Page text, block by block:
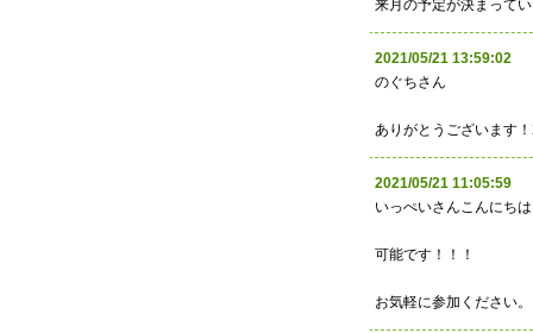
来月の予定が決まって
2021/05/21 13:59:02
のぐちさん
ありがとうございます
2021/05/21 11:05:59
いっぺいさんこんにち
可能です！！！
お気軽に参加ください。